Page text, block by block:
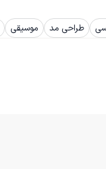
طراحی مد موسیقی